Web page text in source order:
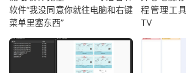
软件“我没同意你就往电脑和右键
菜单里塞东西”
程管理工
TV